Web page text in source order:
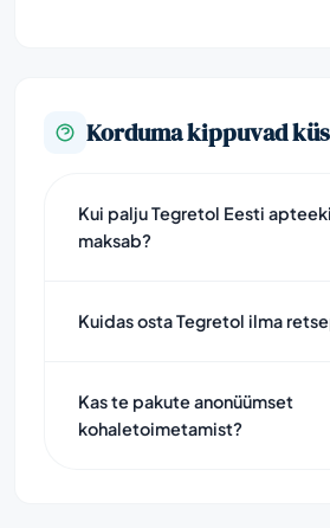
Korduma kippuvad
Kui palju Tegretol Eesti
maksab?
Kuidas osta Tegretol ilma
Kas te pakute anonüümset
kohaletoimetamist?